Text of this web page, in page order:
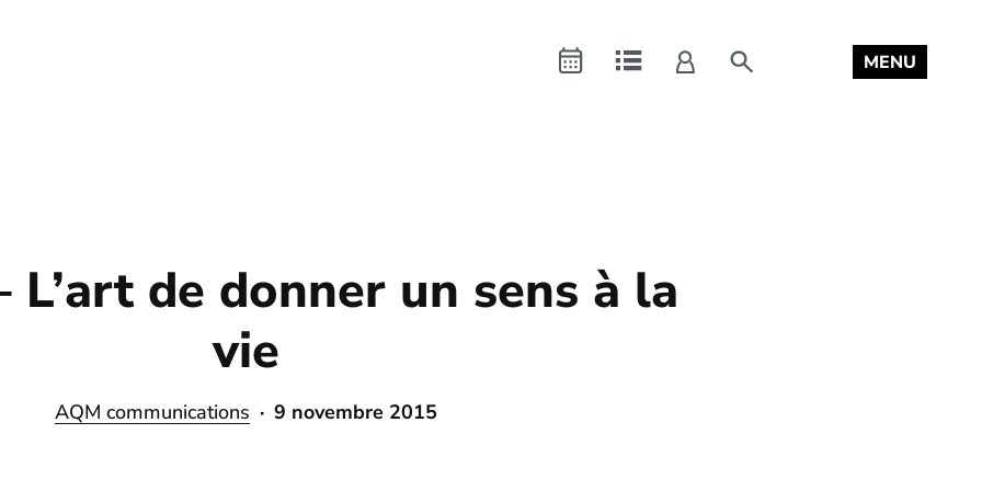
Connexion
a
search MENU
de donner un sens à la
vie
AQM communications 9 novembre 2015